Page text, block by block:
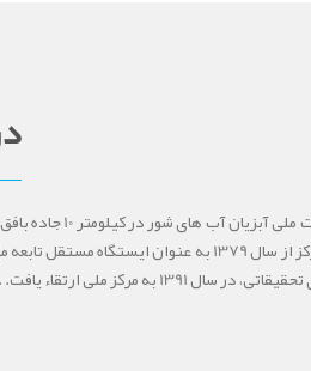
مرکز
است. این مرکز از سال 1379 به عنوان
1391 به مرکز ملی ارتقاء یافت. .